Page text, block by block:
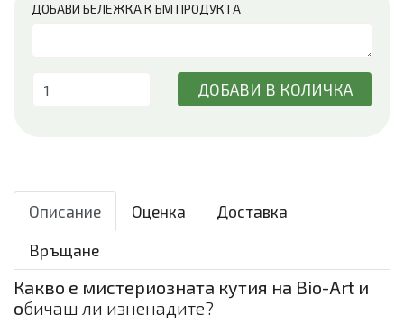
ДОБАВИ БЕЛЕЖКА КЪМ ПРОДУКТА
ДОБАВИ В КОЛИЧКА
Описание Оценка
Доставка
Връщане
Какво е мистериозната кутия на Bio-Art и
обичаш ли изненадите?